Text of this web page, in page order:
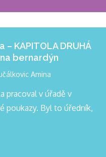
– KAPITOLA DRUHÁ
bernardýn
Amina
pracoval v úřadě v
poukazy. Byl to úředník,